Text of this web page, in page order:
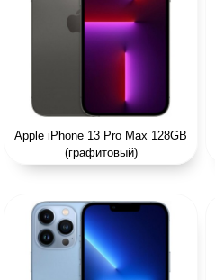
Apple iPhone 13 Pro Max 128GB
(графитовый)